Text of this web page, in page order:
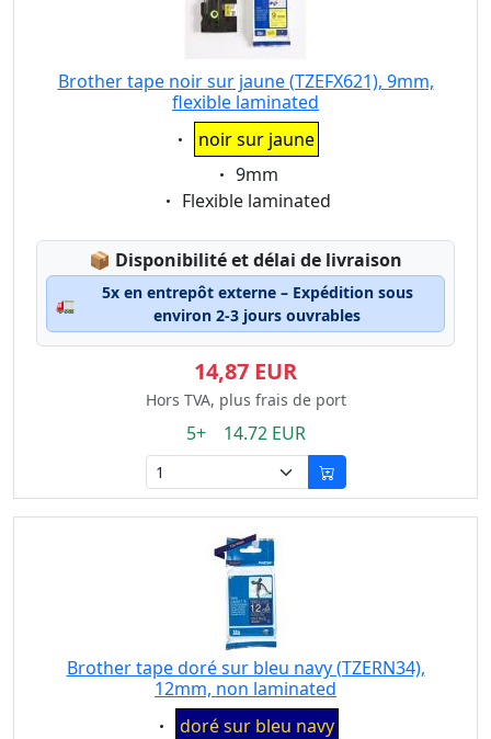
Brother tape noir sur jaune (TZEFX621), 9mm,
flexible laminated
Eigenschaft:
noir sur jaune
Eigenschaft:
9mm
Eigenschaft:
Flexible laminated
📦 Lagerstatus:
Disponibilité et délai de livraison
🚛
5x en entrepôt externe – Expédition sous
environ 2-3 jours ouvrables
14,87 EUR
Hors TVA, plus frais de port
5+ 14.72 EUR
Brother tape doré sur bleu navy (TZERN34),
12mm, non laminated
Eigenschaft:
doré sur bleu navy